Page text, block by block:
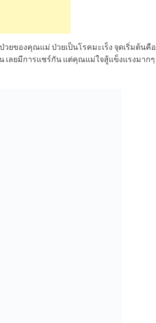
ยของคุณแม่ ป่วยเป็นโรคมะเร็ง จุดเริ่มต้นคือ
เลยมีการแชร์กัน แต่คุณแม่ใจสู้แข็งแรงมากๆ